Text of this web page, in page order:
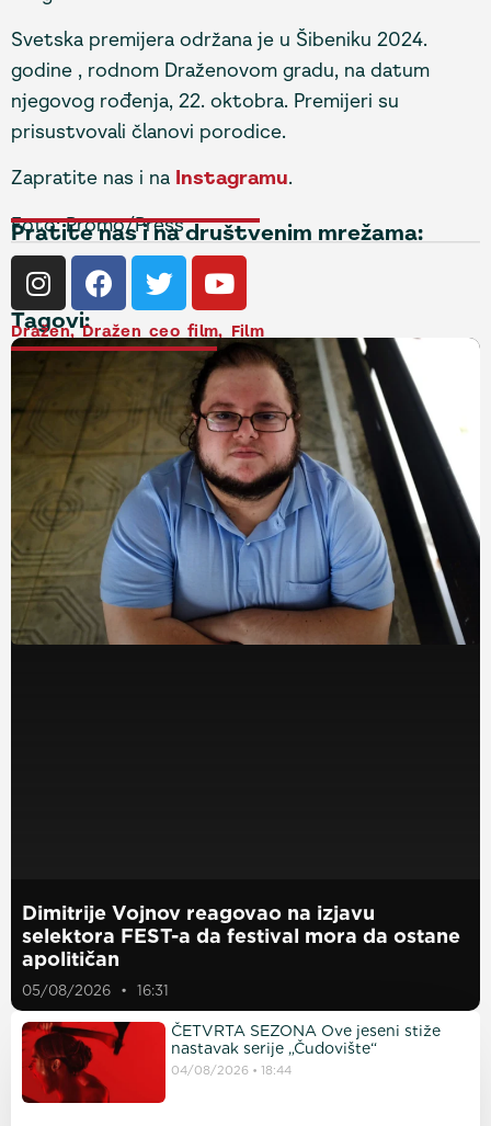
Svetska premijera održana je u Šibeniku 2024.
godine , rodnom Draženovom gradu, na datum
njegovog rođenja, 22. oktobra. Premijeri su
prisustvovali članovi porodice.
Zapratite nas i na Instagramu.
Foto: Promo/Press
Pratite nas i na društvenim mrežama:
Tagovi:
Dražen,Dražen ceo film, Film
NAJNOVIJE VESTI
Dimitrije Vojnov reagovao na izjavu
selektora FEST-a da festival mora da ostane
apolitičan
05/08/2026 16:31
ČETVRTA SEZONA Ove jeseni stiže
nastavak serije „Čudovište“
04/08/2026 18:44